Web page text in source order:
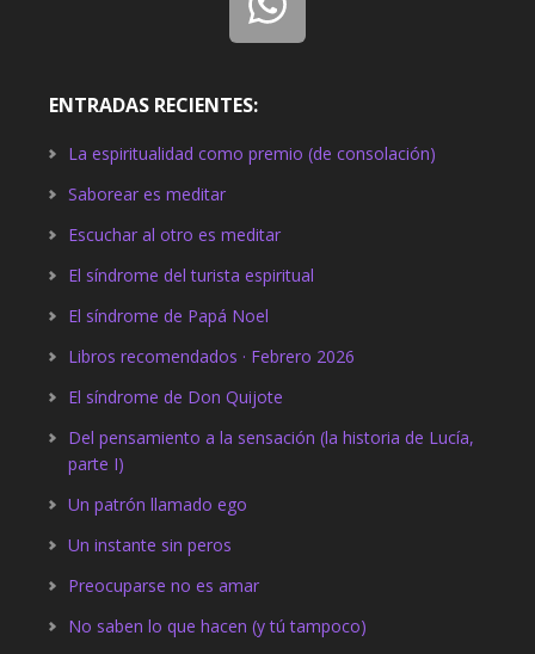
ENTRADAS RECIENTES:
La espiritualidad como premio (de consolación)
Saborear es meditar
Escuchar al otro es meditar
El síndrome del turista espiritual
El síndrome de Papá Noel
Libros recomendados · Febrero 2026
El síndrome de Don Quijote
Del pensamiento a la sensación (la historia de Lucía,
parte I)
Un patrón llamado ego
Un instante sin peros
Preocuparse no es amar
No saben lo que hacen (y tú tampoco)